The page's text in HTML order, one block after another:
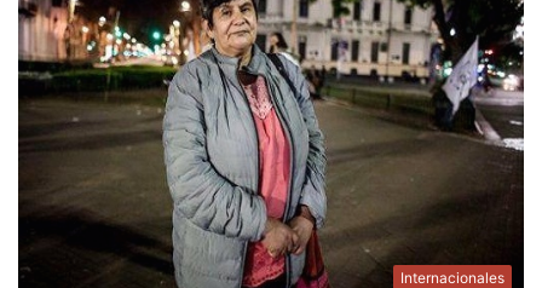
Internacionales